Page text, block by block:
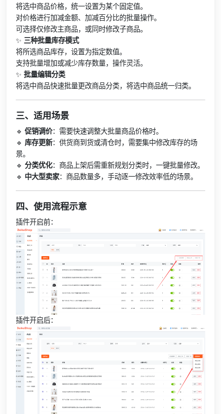
将选中商品价格，统一设置为某个固定值。
对价格进行加减金额、加减百分比的批量操作。
可选择仅修改主商品，或同时修改子商品。
✨ 三种批量库存模式
将所选商品库存，设置为指定数值。
支持批量增加或减少库存数量，操作灵活。
✨批量编辑分类
将选中商品快速批量更改商品分类，将选中商品统一归类。
三、适用场景
🔹促销调价：需要快速调整大批量商品价格时。
🔹 库存更新：供货商到货或清仓时，需要集中修改库存的场
景。
🔹分类优化：商品上架后需重新规划分类时，一键批量修改。
🔹 中大型卖家：商品数量多，手动逐一修改效率低的场景。
四、使用流程示意
插件开启前：
插件开启后：